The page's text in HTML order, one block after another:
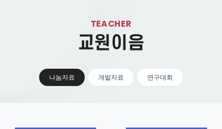
TEACHER
교원이음
나눔자료 개발자료 연구대회